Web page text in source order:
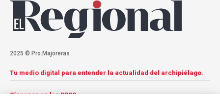
2025 © Pro.Majoreras
Tu medio digital para entender la actualidad del archipiélago.
Síguenos en las RRSS